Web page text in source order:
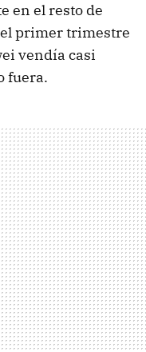
en el resto de
primer trimestre
vendía casi
fuera.